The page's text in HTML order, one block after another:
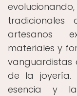
tradicionales
artesanos
materiales y
vanguardistas
de la joyería.
esencia y